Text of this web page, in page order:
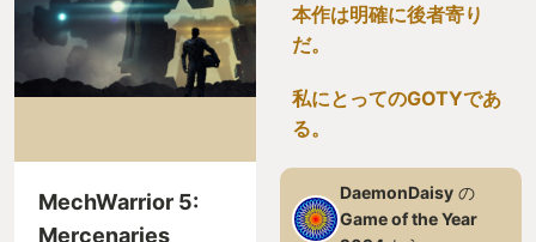
MechWarrior 5:
Mercenaries
本作は明確に後者寄り
だ。
私にとってのGOTYであ
る。
DaemonDaisy の
Game of the Year